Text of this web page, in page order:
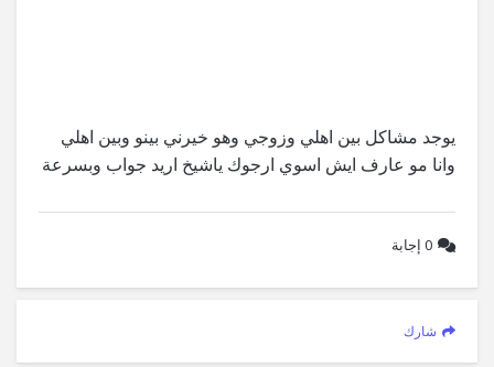
يوجد مشاكل بين اهلي وزوجي وهو خيرني بينو وبين اهلي
وانا مو عارف ايش اسوي ارجوك ياشيخ اريد جواب وبسرعة
0 إجابة
شارك